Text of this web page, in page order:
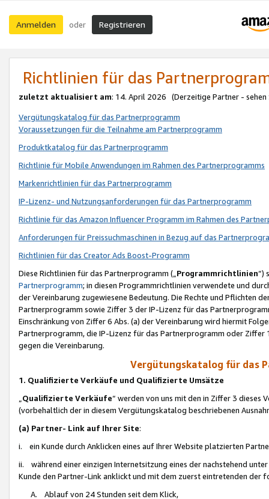
Anmelden oder Registrieren
Richtlinien für das
zuletzt aktualisiert am: 14. April 2026 (Derzeitige Partner - sehen
Vergütungskatalog für das Partnerprogramm
Voraussetzungen für die Teilnahme am Partnerprogramm
Produktkatalog für das Partnerprogramm
Richtlinie für Mobile Anwendungen im Rahmen des Partnerprogramms
Markenrichtlinien für das Partnerprogramm
IP-Lizenz- und Nutzungsanforderungen für das Partnerprogramm
Richtlinie für das Amazon Influencer Programm im Rahmen des
Anforderungen für Preissuchmaschinen in Bezug auf das
Richtlinien für das Creator Ads Boost-Programm
Diese Richtlinien für das Partnerprogramm („Programmrichtlinien“)
Partnerprogramm; in diesen Programmrichtlinien verwendete und
der Vereinbarung zugewiesene Bedeutung. Die Rechte und Pflichten
Partnerprogramm sowie Ziffer 3 der IP-Lizenz für das
Einschränkung von Ziffer 6 Abs. (a) der Vereinbarung wird hiermit
Partnerprogramm, die IP-Lizenz für das Partnerprogramm oder
gegen die Vereinbarung.
Vergütungskatalog für das
1. Qualifizierte Verkäufe und Qualifizierte Umsätze
Qualifizierte Verkäufe“ werden von uns mit den in Ziffer 3
(vorbehaltlich der in diesem Vergütungskatalog beschriebenen
(a) Partner- Link auf Ihrer Site:
i. ein Kunde durch Anklicken eines auf Ihrer Website platzierten
ii. während einer einzigen Internetsitzung eines der nachstehend
Kunde den Partner-Link anklickt und mit dem zuerst eintretenden der
A. Ablauf von 24 Stunden seit dem Klick,